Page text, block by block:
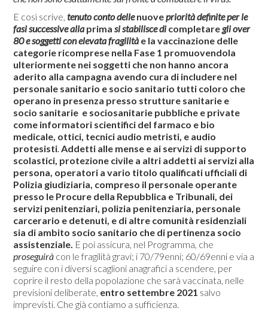
E così scrive,tenuto conto dellenuovepriorità definite per le
fasi successive alla prima si stabilisce dicompletaregli over
80 e soggetti con elevata fragilità e la vaccinazione delle
categorie ricomprese nella Fase 1 promuovendola
ulteriormente nei soggetti che non hanno ancora
aderito alla campagna avendo cura di includere nel
personale sanitario e socio sanitario tutti coloro che
operano in presenza presso strutture sanitarie e
socio sanitarie e sociosanitarie pubbliche e private
come informatori scientifici del farmaco e bio
medicale, ottici, tecnici audio metristi, e audio
protesisti.Addetti alle mense e ai servizi di supporto
scolastici, protezione civile a altri addetti ai servizi alla
persona, operatori a vario titolo qualificati ufficiali di
Polizia giudiziaria, compreso il personale operante
presso le Procure della Repubblica e Tribunali, dei
servizi penitenziari, polizia penitenziaria, personale
carcerario e detenuti, e di altre comunità residenziali
sia di ambito socio sanitario che di pertinenza socio
assistenziale. E poi assicura, nel Programma, che
proseguirà con le fragilità gravi; i 70/79enni; 60/69enni e via a
seguire con i diversi scaglioni anagrafici a scendere, per
coprire il resto della popolazione che sarà vaccinata, nelle
previsioni deliberate, entro settembre 2021 salvo
imprevisti. Che già contiamo a sufficienza.